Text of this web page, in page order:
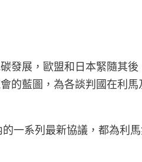
發展，歐盟和日本緊隨其
的藍圖，為各談判國在利
一系列最新協議，都為利